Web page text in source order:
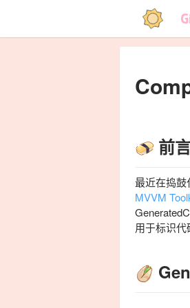
前
最近在捣鼓
MVVM
用于标识代